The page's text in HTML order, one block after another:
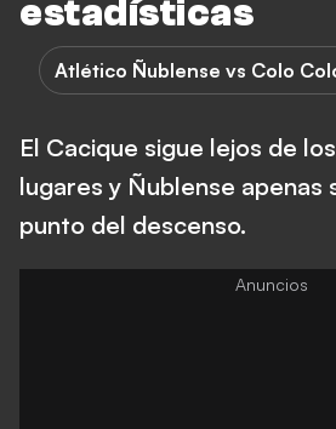
estadísticas
Atlético Ñublense vs Colo
El Cacique sigue lejos de
lugares y Ñublense apenas
punto del descenso.